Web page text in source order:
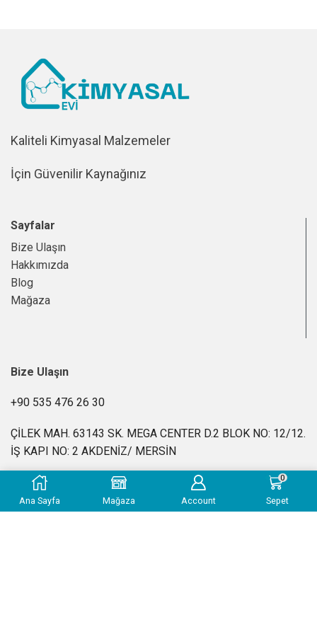
Ana Sayfa Mağaza Account
0
Sepet
Kaliteli Kimyasal Malzemeler
İçin Güvenilir Kaynağınız
Sayfalar
Bize Ulaşın
Hakkımızda
Blog
Mağaza
Bize Ulaşın
+90 535 476 26 30
ÇİLEK MAH. 63143 SK. MEGA CENTER D.2 BLOK NO: 12/12.
İŞ KAPI NO: 2 AKDENİZ/ MERSİN
info@kimyasalevi.com
Pzt-Cuma: 10:00 – 18:00